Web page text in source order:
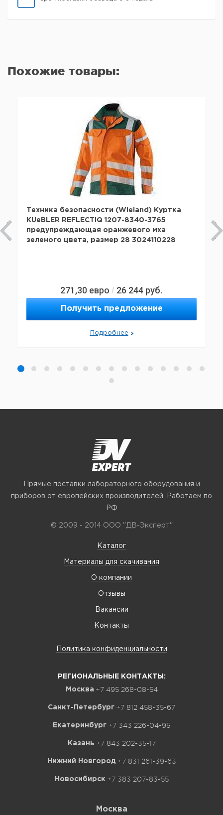
Похожие товары:
Техника безопасности (Wieland) Куртка
KUeBLER REFLECTIQ 1207-8340-3765
предупреждающая оранжевого мха
зеленого цвета, размер 28 3024110228
271,30 евро / 26 244 руб.
Получить предложение
Подробнее
Прямые поставки лабораторного оборудования и
приборов от европейских производителей. Работаем по
РФ
© 2009 - 2014 ООО "ДВ-Эксперт"
Каталог
Материалы для скачивания
О компании
Отзывы
Вакансии
Контакты
Политика конфиденциальности
РЕГИОНАЛЬНЫЕ КОНТАКТЫ:
Москва +7 495 268-08-54
Санкт-Петербург +7 812 458-35-67
Екатеринбург +7 343 226-04-95
Казань +7 843 202-35-17
Нижний Новгород +7 831 261-39-63
Новосибирск +7 383 207-83-55
Москва